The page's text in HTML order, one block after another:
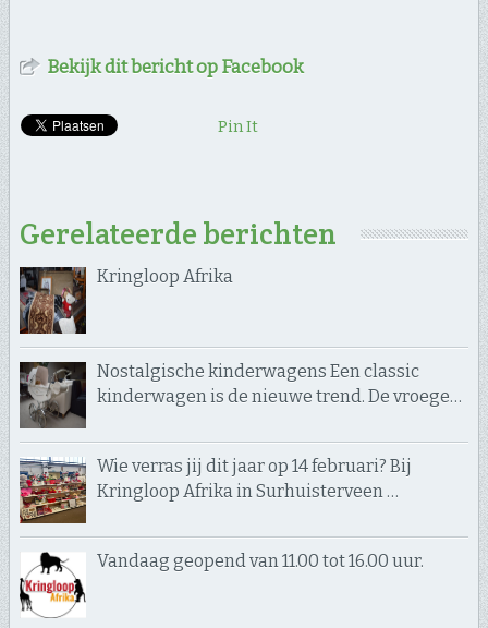
Bekijk dit bericht op Facebook
Pin It
Gerelateerde berichten
Kringloop Afrika
Nostalgische kinderwagens Een classic
kinderwagen is de nieuwe trend. De vroege…
Wie verras jij dit jaar op 14 februari? Bij
Kringloop Afrika in Surhuisterveen …
Vandaag geopend van 11.00 tot 16.00 uur.